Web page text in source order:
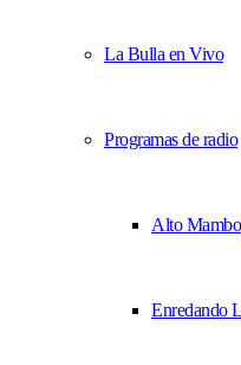
La Bulla en Vivo
Programas de radio
Alto Mambo
Enredando